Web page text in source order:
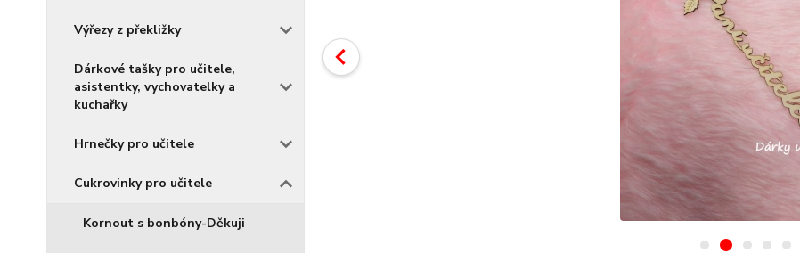
Výřezy z překližky
Dárkové tašky pro učitele,
asistentky, vychovatelky a
kuchařky
Hrnečky pro učitele
Cukrovinky pro učitele
Kornout s bonbóny-Děkuji